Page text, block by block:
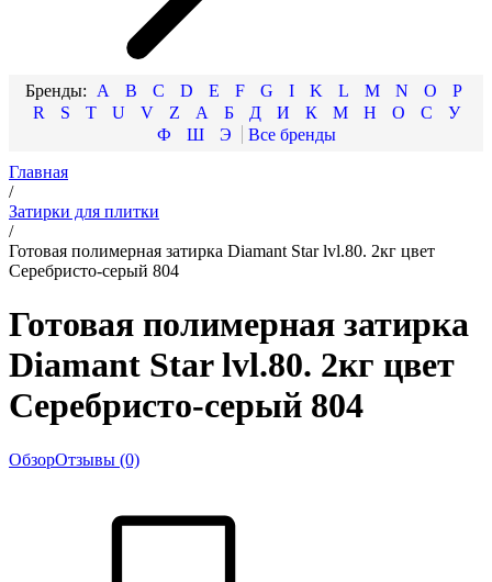
A B C D E F G I K L M N O
P
R
S T U V Z А Б Д И К М Н О С
У
Ф
Ш
Э
Главная
/
Затирки для плитки
/
Готовая полимерная затирка Diamant Star lvl.80. 2кг цвет
Серебристо-серый 804
Готовая полимерная затирка
Diamant Star lvl.80. 2кг цвет
Серебристо-серый 804
ОбзорОтзывы (0)